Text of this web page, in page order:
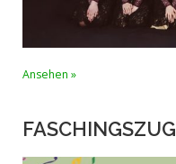
Ansehen »
FASCHINGSZUG